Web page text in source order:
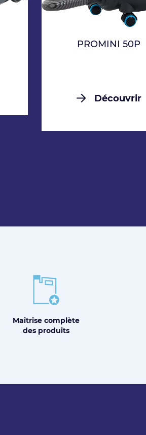
PROMINI 50P
Découvrir
Maîtrise complète
des produits